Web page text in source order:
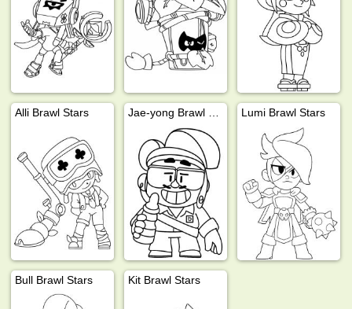
Alli Brawl Stars Lumi Brawl Stars
Bull Brawl Stars Kit Brawl Stars